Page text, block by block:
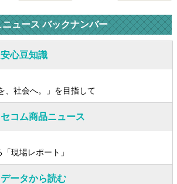
ュース バックナンバー
心豆知識
、社会へ。」を目指して
コム商品ニュース
現場レポート」
ータから読む